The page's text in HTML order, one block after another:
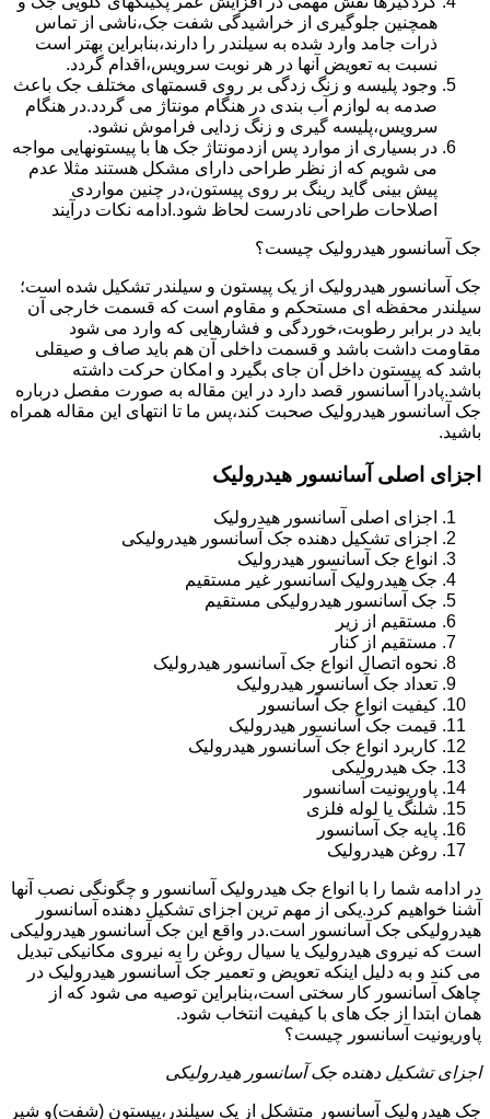
همچنین جلوگیری از خراشیدگی شفت جک،ناشی از تماس
ذرات جامد وارد شده به سیلندر را دارند،بنابراین بهتر است
نسبت به تعویض آنها در هر نوبت سرویس،اقدام گردد.
وجود پلیسه و زنگ زدگی بر روی قسمتهای مختلف جک باعث
صدمه به لوازم آب بندی در هنگام مونتاژ می گردد.در هنگام
سرویس،پلیسه گیری و زنگ زدایی فراموش نشود.
در بسیاری از موارد پس ازدمونتاژ جک ها با پیستونهایی مواجه
می شویم که از نظر طراحی دارای مشکل هستند مثلا عدم
پیش بینی گاید رینگ بر روی پیستون،در چنین مواردی
اصلاحات طراحی نادرست لحاظ شود.ادامه نکات درآیند
جک آسانسور هیدرولیک چیست؟
جک آسانسور هیدرولیک از یک پیستون و سیلندر تشکیل شده است؛
سیلندر محفظه ای مستحکم و مقاوم است که قسمت خارجی آن
باید در برابر رطوبت،خوردگی و فشارهایی که وارد می شود
مقاومت داشت باشد و قسمت داخلی آن هم باید صاف و صیقلی
باشد که پیستون داخل آن جای بگیرد و امکان حرکت داشته
باشد.پادرا آسانسور قصد دارد در این مقاله به صورت مفصل درباره
جک آسانسور هیدرولیک صحبت کند،پس ما تا انتهای این مقاله همراه
باشید.
اجزای اصلی آسانسور هیدرولیک
اجزای اصلی آسانسور هیدرولیک
اجزای تشکیل دهنده جک آسانسور هیدرولیکی
انواع جک آسانسور هیدرولیک
جک هیدرولیک آسانسور غیر مستقیم
جک آسانسور هیدرولیکی مستقیم
مستقیم از زیر
مستقیم از کنار
نحوه اتصال انواع جک آسانسور هیدرولیک
تعداد جک آسانسور هیدرولیک
کیفیت انواع جک آسانسور
قیمت جک آسانسور هیدرولیک
کاربرد انواع جک آسانسور هیدرولیک
جک هیدرولیکی
پاوریونیت آسانسور
شلنگ یا لوله فلزی
پایه جک آسانسور
روغن هیدرولیک
در ادامه شما را با انواع جک هیدرولیک آسانسور و چگونگی نصب آنها
آشنا خواهیم کرد.یکی از مهم ترین اجزای تشکیل دهنده آسانسور
هیدرولیکی جک آسانسور است.در واقع این جک آسانسور هیدرولیکی
است که نیروی هیدرولیک یا سیال روغن را به نیروی مکانیکی تبدیل
می کند و به دلیل اینکه تعویض و تعمیر جک آسانسور هیدرولیک در
چاهک آسانسور کار سختی است،بنابراین توصیه می شود که از
همان ابتدا از جک های با کیفیت انتخاب شود.
پاوریونیت آسانسور چیست؟
اجزای تشکیل دهنده جک آسانسور هیدرولیکی
جک هیدرولیک آسانسور متشکل از یک سیلندر،پیستون (شفت)و شیر